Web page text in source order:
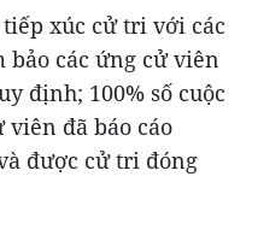
xúc cử tri với các
bảo các ứng cử viên
định; 100% số cuộc
đã báo cáo
được cử tri đóng